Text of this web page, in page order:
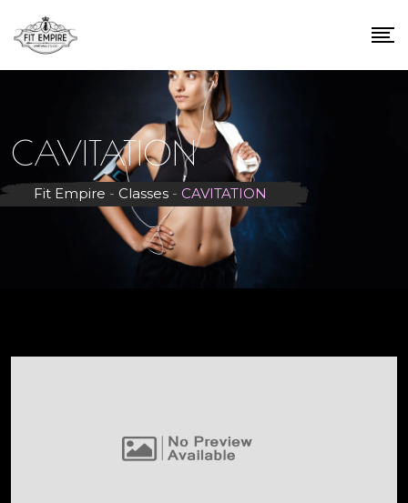
CAVITATION
Fit Empire - Classes - CAVITATION